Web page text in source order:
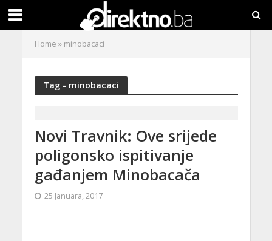
Home » minobacaci
Tag - minobacaci
Novi Travnik: Ove srijede
poligonsko ispitivanje
gađanjem Minobacača
25 Januara, 2017